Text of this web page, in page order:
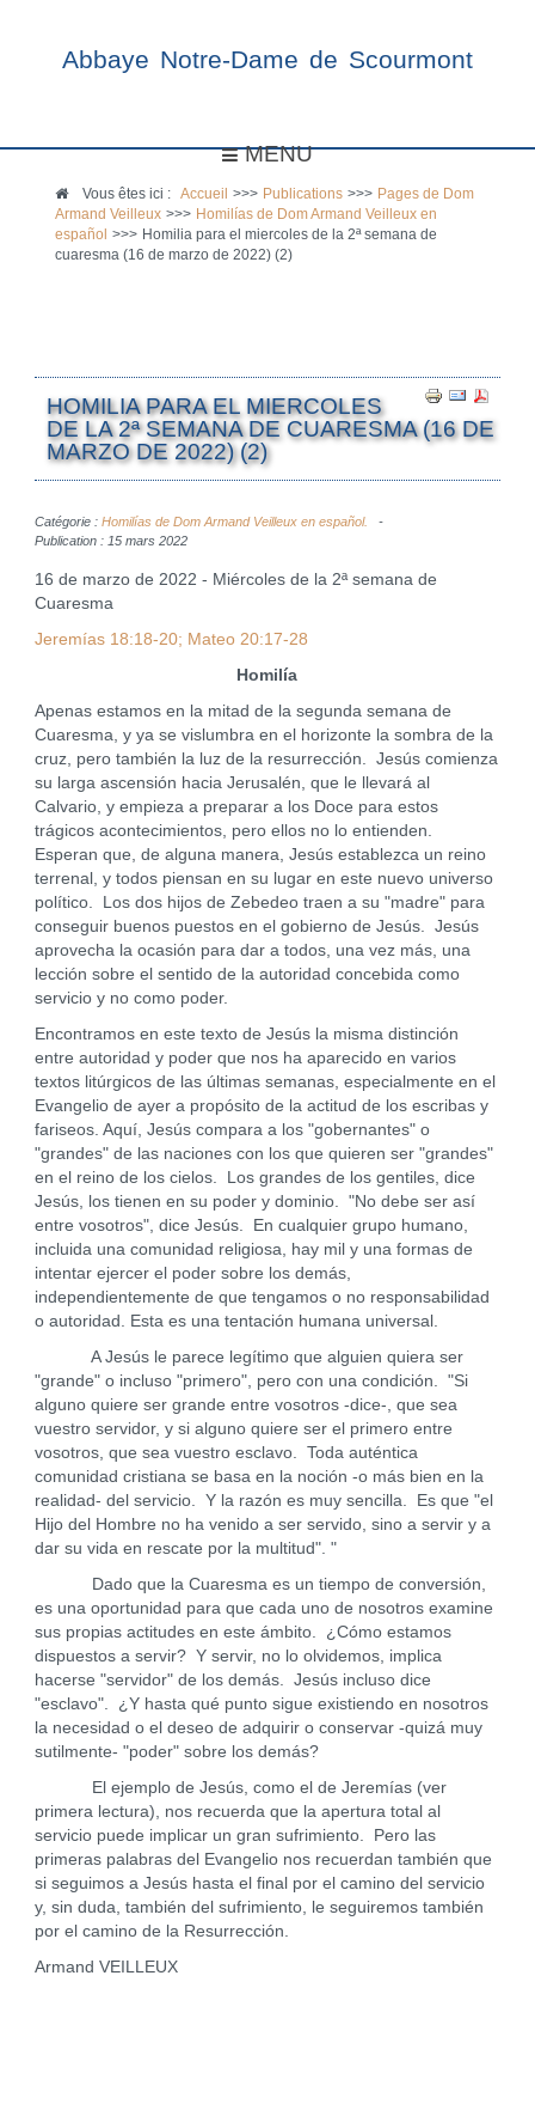
Abbaye Notre-Dame de Scourmont
MENU
Vous êtes ici :Accueil >>> Publications >>> Pages de Dom
Armand Veilleux >>> Homilías de Dom Armand Veilleux en
español
>>> Homilia para el miercoles de la 2ª semana de
cuaresma (16 de marzo de 2022) (2)
HOMILIA PARA EL MIERCOLES
DE LA 2ª SEMANA DE CUARESMA (16 DE
MARZO DE 2022) (2)
Catégorie : Homilías de Dom Armand Veilleux en español.
Publication : 15 mars 2022
16 de marzo de 2022 - Miércoles de la 2ª semana de
Cuaresma
Jeremías 18:18-20; Mateo 20:17-28
Homilía
Apenas estamos en la mitad de la segunda semana de
Cuaresma, y ya se vislumbra en el horizonte la sombra de la
cruz, pero también la luz de la resurrección. Jesús comienza
su larga ascensión hacia Jerusalén, que le llevará al
Calvario, y empieza a preparar a los Doce para estos
trágicos acontecimientos, pero ellos no lo entienden.
Esperan que, de alguna manera, Jesús establezca un reino
terrenal, y todos piensan en su lugar en este nuevo universo
político. Los dos hijos de Zebedeo traen a su "madre" para
conseguir buenos puestos en el gobierno de Jesús. Jesús
aprovecha la ocasión para dar a todos, una vez más, una
lección sobre el sentido de la autoridad concebida como
servicio y no como poder.
Encontramos en este texto de Jesús la misma distinción
entre autoridad y poder que nos ha aparecido en varios
textos litúrgicos de las últimas semanas, especialmente en el
Evangelio de ayer a propósito de la actitud de los escribas y
fariseos. Aquí, Jesús compara a los "gobernantes" o
"grandes" de las naciones con los que quieren ser "grandes"
en el reino de los cielos. Los grandes de los gentiles, dice
Jesús, los tienen en su poder y dominio. "No debe ser así
entre vosotros", dice Jesús. En cualquier grupo humano,
incluida una comunidad religiosa, hay mil y una formas de
intentar ejercer el poder sobre los demás,
independientemente de que tengamos o no responsabilidad
o autoridad. Esta es una tentación humana universal.
A Jesús le parece legítimo que alguien quiera ser
"grande" o incluso "primero", pero con una condición. "Si
alguno quiere ser grande entre vosotros -dice-, que sea
vuestro servidor, y si alguno quiere ser el primero entre
vosotros, que sea vuestro esclavo. Toda auténtica
comunidad cristiana se basa en la noción -o más bien en la
realidad- del servicio. Y la razón es muy sencilla. Es que "el
Hijo del Hombre no ha venido a ser servido, sino a servir y a
dar su vida en rescate por la multitud". "
Dado que la Cuaresma es un tiempo de conversión,
es una oportunidad para que cada uno de nosotros examine
sus propias actitudes en este ámbito. ¿Cómo estamos
dispuestos a servir? Y servir, no lo olvidemos, implica
hacerse "servidor" de los demás. Jesús incluso dice
"esclavo". ¿Y hasta qué punto sigue existiendo en nosotros
la necesidad o el deseo de adquirir o conservar -quizá muy
sutilmente- "poder" sobre los demás?
El ejemplo de Jesús, como el de Jeremías (ver
primera lectura), nos recuerda que la apertura total al
servicio puede implicar un gran sufrimiento. Pero las
primeras palabras del Evangelio nos recuerdan también que
si seguimos a Jesús hasta el final por el camino del servicio
y, sin duda, también del sufrimiento, le seguiremos también
por el camino de la Resurrección.
Armand VEILLEUX